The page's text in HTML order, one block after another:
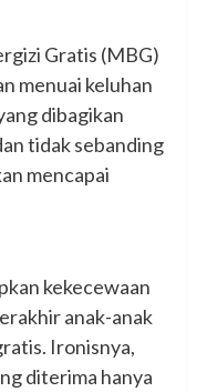
Gratis (MBG)
menuai keluhan
dibagikan
tidak sebanding
mencapai
kekecewaan
anak-anak
Ironisnya,
diterima hanya